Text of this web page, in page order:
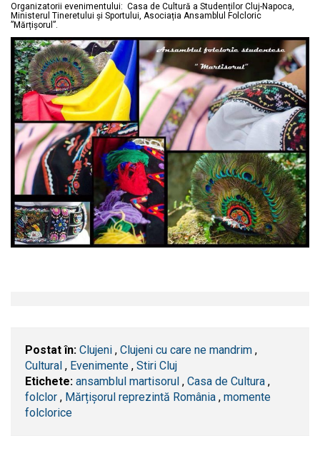
Organizatorii evenimentului: Casa de Cultură a Studenților Cluj-Napoca,
Ministerul Tineretului și Sportului, Asociația Ansamblul Folcloric
”Mărțișorul”.
Postat în: Clujeni , Clujeni cu care ne mandrim ,
Cultural , Evenimente , Stiri Cluj
Etichete: ansamblul martisorul , Casa de Cultura ,
folclor , Mărțișorul reprezintă România , momente
folclorice